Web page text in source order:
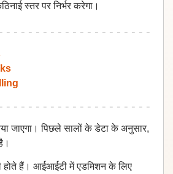
स्तर पर निर्भर करेगा।
जाएगा। पिछले सालों के डेटा के अनुसार,
होते हैं। आईआईटी में एडमिशन के लिए